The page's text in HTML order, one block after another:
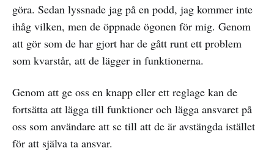
göra. Sedan lyssnade jag på en podd, jag kommer inte
ihåg vilken, men de öppnade ögonen för mig. Genom
att gör som de har gjort har de gått runt ett problem
som kvarstår, att de lägger in funktionerna.
Genom att ge oss en knapp eller ett reglage kan de
fortsätta att lägga till funktioner och lägga ansvaret på
oss som användare att se till att de är avstängda istället
för att själva ta ansvar.